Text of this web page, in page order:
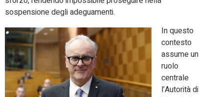
sospensione degli adeguamenti.
In questo
contesto
assume un
ruolo
centrale
l’Autorità di